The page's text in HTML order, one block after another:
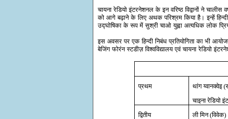
चायना रेडियो इंटरनेशनल के इन वरिष्ठ विद्वानों ने
को आगे बढ़ाने के लिए अथक परिश्रम किया है। इन्हें हिन्दी
उद्‍घोषिका के रूप में सुश्री चाओ युह्वा अत्यधिक लोक
इस अवसर पर एक हिन्दी निबंध प्रतियोगिता का भी
बेजिंग फोरंन स्टडीज़ विश्वविद्यालय एवं चायना रेडियो
प्रथम
थांग य्वानक्वेइ
चाइना रेडियो
द्वितीय
ली मिन (विवेक)